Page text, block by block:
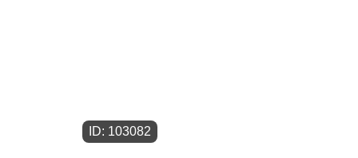
ID: 103082